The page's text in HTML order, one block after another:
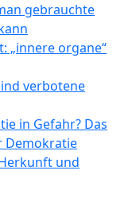
gebrauchte
„innere organe“
verbotene
in Gefahr? Das
Demokratie
und